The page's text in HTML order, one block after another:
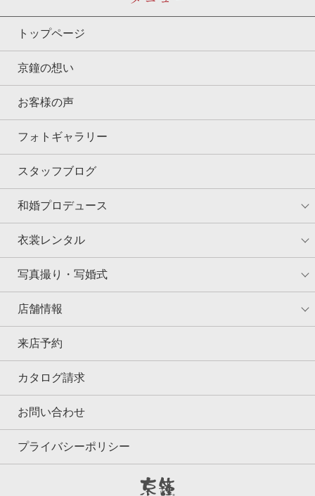
トップページ
京鐘の想い
お客様の声
フォトギャラリー
スタッフブログ
和婚プロデュース
衣裳レンタル
写真撮り・写婚式
店舗情報
来店予約
カタログ請求
お問い合わせ
プライバシーポリシー